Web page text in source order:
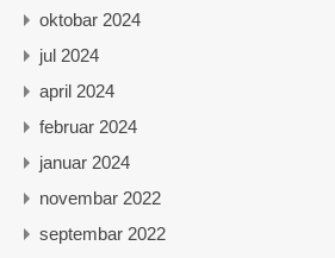
oktobar 2024
jul 2024
april 2024
februar 2024
januar 2024
novembar 2022
septembar 2022